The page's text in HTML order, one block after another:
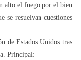
alto el fuego por el bien
se resuelvan cuestiones
de Estados Unidos tras
Principal: